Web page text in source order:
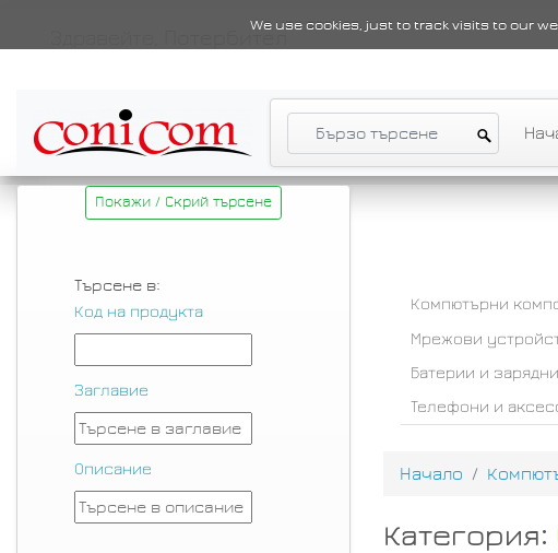
We use cookies, just to track visits to our
Покажи / Скрий търсене
Търсене в:
Код на продукта
Заглавие
Описание
Компютърни
Мрежови
Батерии и
Телефони и
Начало
Категория: